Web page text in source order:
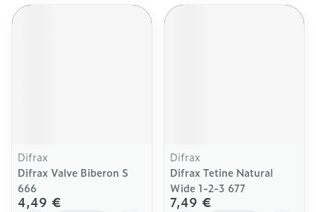
Difrax
Difrax Valve Biberon S
666
4,49 €
Difrax
Difrax Tetine Natural
Wide 1-2-3 677
7,49 €